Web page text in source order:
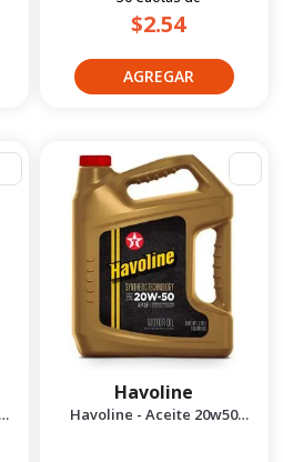
$2.54
Havoline
Havoline - Aceite 20w50